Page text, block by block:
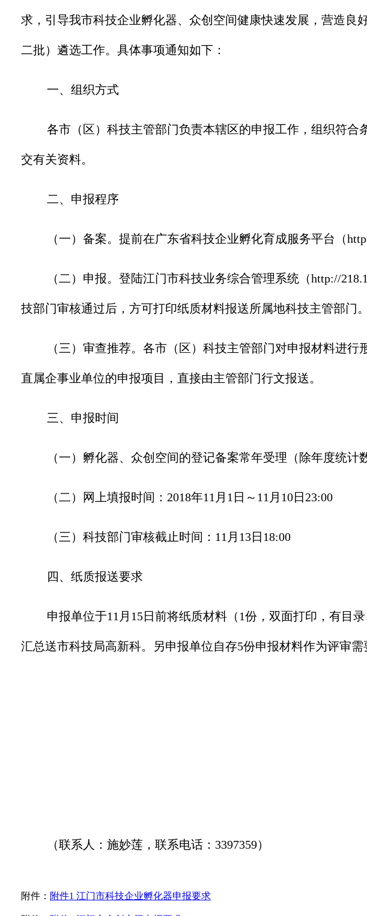
求，引导我市科技企业孵化器、众创空间健康快速发展，营造良
二批）遴选工作。具体事项通知如下：
一、组织方式
各市（区）科技主管部门负责本辖区的申报工作，组织符
交有关资料。
二、申报程序
（一）备案。提前在广东省科技企业孵化育成服务平台（
（二）申报。登陆江门市科技业务综合管理系统（http://
技部门审核通过后，方可打印纸质材料报送所属地科技主管部门。
（三）审查推荐。各市（区）科技主管部门对申报材料进
直属企事业单位的申报项目，直接由主管部门行文报送。
三、申报时间
（一）孵化器、众创空间的登记备案常年受理（除年度统计
（二）网上填报时间： 2018年11 月 1 日～ 11 月 10日 23:00
（三）科技部门审核截止时间：11月13日18:00
四、纸质报送要求
申报单位于11月15日前将纸质材料（1份，双面打印，有目
汇总送市科技局高新科。另申报单位自存5份申报材料作为评审需
（联系人：施妙莲，联系电话： 3397359）
附件： 附件1 江门市科技企业孵化器申报要求